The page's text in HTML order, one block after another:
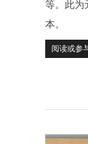
等。此为
本。
阅读或参